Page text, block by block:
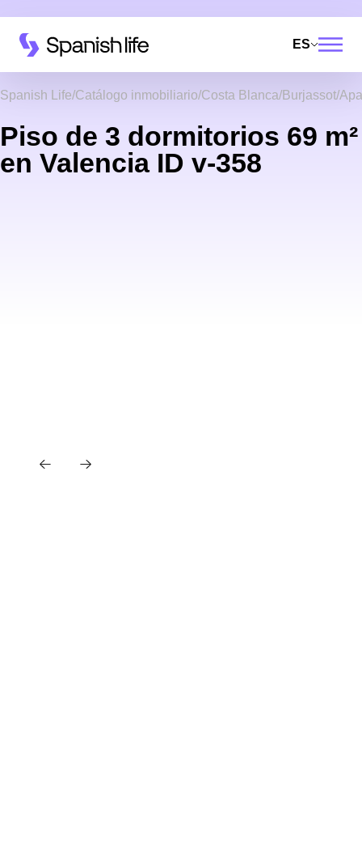
ES
Spanish Life Catálogo inmobiliario Costa Blanca Burjassot
Piso de 3 dormitorios 69 m²
en Valencia ID v-358